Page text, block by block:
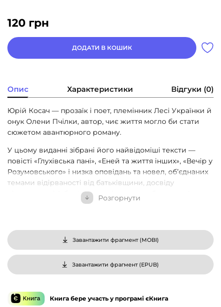
120 грн
ДОДАТИ В КОШИК
Опис Характеристики Відгуки (0)
Юрій Косач — прозаїк і поет, племінник Лесі Українки й
онук Олени Пчілки, автор, чиє життя могло би стати
сюжетом авантюрного роману.
У цьому виданні зібрані його найвідоміші тексти —
повісті «Глухівська пані», «Еней та життя інших», «Вечір у
Розумовського» і низка оповідань та новел, обʼєднаних
темами відірваності від батьківщини, досвіду
відчуженості й безґрунтя, свідомого вибору своєї
ідентичності, звʼязку України та Заходу.
героїв — змальовує наївних молодих чоловіків,
фатальних жінок, владних пані, інтелектуалів і творчих
діячів. Усіх їх обʼєднує пошук своєї сутності, прагнення
до свободи та змін.
Міркуючи про канон української літератури, в пам’яті
Розгорнути
Завантажити фрагмент (MOBI)
Завантажити фрагмент (EPUB)
Книга бере участь у програмі єКнига